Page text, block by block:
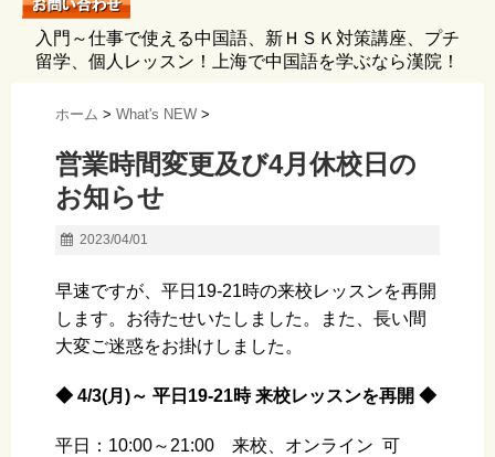
入門～仕事で使える中国語、新ＨＳＫ対策講座、プチ
留学、個人レッスン！上海で中国語を学ぶなら漢院！
ホーム > What's NEW >
営業時間変更及び4月休校日の
お知らせ
2023/04/01
早速ですが、平日19-21時の来校レッスンを再開
します。お待たせいたしました。また、長い間
大変ご迷惑をお掛けしました。
◆ 4/3(月)～ 平日19-21時 来校レッスンを再開 ◆
平日：10:00～21:00 来校、オンライン 可